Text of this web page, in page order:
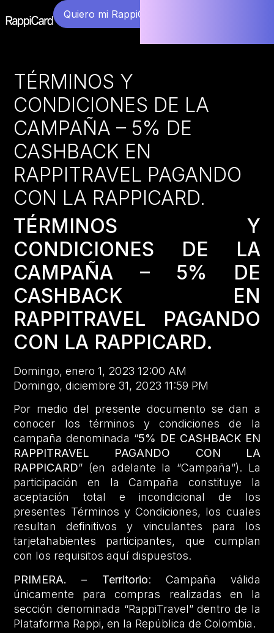
Quiero mi RappiCard
TÉRMINOS Y
CONDICIONES DE LA
CAMPAÑA – 5% DE
CASHBACK EN
RAPPITRAVEL PAGANDO
CON LA RAPPICARD.
TÉRMINOS Y
CONDICIONES DE LA
CAMPAÑA – 5% DE
CASHBACK EN
RAPPITRAVEL PAGANDO
CON LA RAPPICARD.
Domingo, enero 1, 2023 12:00 AM
Domingo, diciembre 31, 2023 11:59 PM
Por medio del presente documento se dan a
conocer los términos y condiciones de la
campaña denominada “5% DE CASHBACK EN
RAPPITRAVEL PAGANDO CON LA
RAPPICARD” (en adelante la “Campaña”). La
participación en la Campaña constituye la
aceptación total e incondicional de los
presentes Términos y Condiciones, los cuales
resultan definitivos y vinculantes para los
tarjetahabientes participantes, que cumplan
con los requisitos aquí dispuestos.
PRIMERA. – Territorio: Campaña válida
únicamente para compras realizadas en la
sección denominada “RappiTravel” dentro de la
Plataforma Rappi, en la República de Colombia.